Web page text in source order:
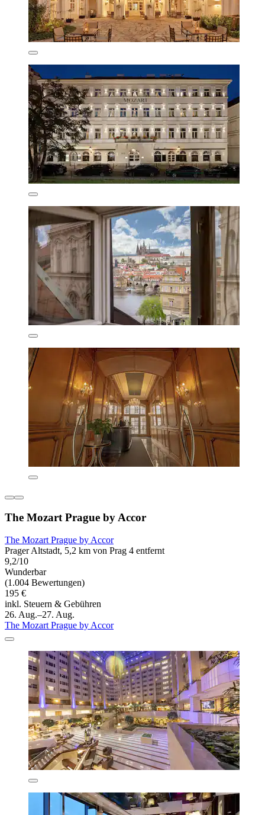
The Mozart Prague by Accor
The Mozart Prague by Accor
Prager Altstadt, 5,2 km von Prag 4 entfernt
9,2/10
Wunderbar
(1.004 Bewertungen)
195 €
inkl. Steuern & Gebühren
26. Aug.–27. Aug.
The Mozart Prague by Accor